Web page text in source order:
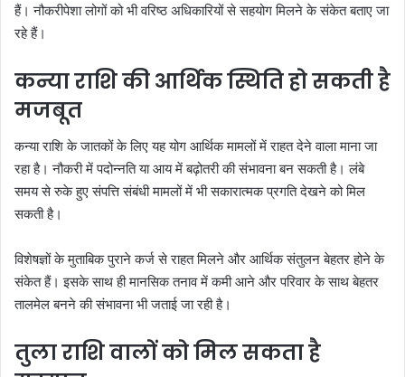
हैं। नौकरीपेशा लोगों को भी वरिष्ठ अधिकारियों से सहयोग मिलने के संकेत बताए जा
रहे हैं।
कन्या राशि की आर्थिक स्थिति हो सकती है
मजबूत
कन्या राशि के जातकों के लिए यह योग आर्थिक मामलों में राहत देने वाला माना जा
रहा है। नौकरी में पदोन्नति या आय में बढ़ोतरी की संभावना बन सकती है। लंबे
समय से रुके हुए संपत्ति संबंधी मामलों में भी सकारात्मक प्रगति देखने को मिल
सकती है।
विशेषज्ञों के मुताबिक पुराने कर्ज से राहत मिलने और आर्थिक संतुलन बेहतर होने के
संकेत हैं। इसके साथ ही मानसिक तनाव में कमी आने और परिवार के साथ बेहतर
तालमेल बनने की संभावना भी जताई जा रही है।
तुला राशि वालों को मिल सकता है